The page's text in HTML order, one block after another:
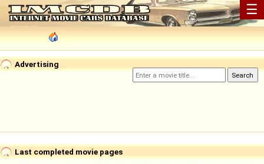
☰
Advertising
Last completed movie pages